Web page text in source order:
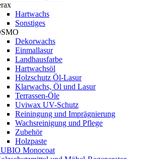
Hartwachs
Sonstiges
Dekorwachs
Einmallasur
Landhausfarbe
Hartwachsöl
Holzschutz Öl-Lasur
Klarwachs, Öl und Lasur
Terrassen-Öle
Uviwax UV-Schutz
Reiningung und Imprägnierung
Wachsreinigung und Pflege
Zubehör
Holzpaste
Monocoat